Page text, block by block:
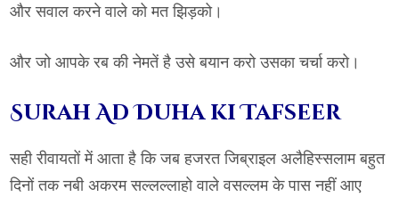
और सवाल करने वाले को मत झिड़को।
और जो आपके रब की नेमतें है उसे बयान करो उसका चर्चा करो।
Surah Ad Duha ki Tafseer
सही रीवायतों में आता है कि जब हजरत जिब्राइल अलैहिस्सलाम बहुत
दिनों तक नबी अकरम सल्लल्लाहो वाले वसल्लम के पास नहीं आए